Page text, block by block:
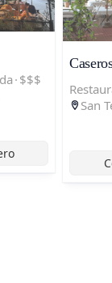
· $$$
San